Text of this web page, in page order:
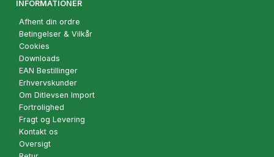
INFORMATIONER
Afhent din ordre
Betingelser & Vilkår
Cookies
Downloads
EAN Bestillinger
Erhvervskunder
Om Ditlevsen Import
Fortrolighed
Fragt og Levering
Kontakt os
Oversigt